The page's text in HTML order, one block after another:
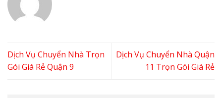
Dịch Vụ Chuyển Nhà Trọn
Gói Giá Rẻ Quận 9
Dịch Vụ Chuyển Nhà Quận
11 Trọn Gói Giá Rẻ